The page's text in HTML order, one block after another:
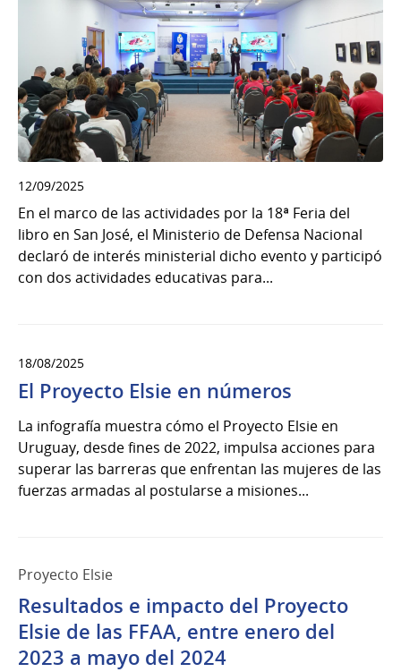
12/09/2025
En el marco de las actividades por la 18ª Feria del
libro en San José, el Ministerio de Defensa Nacional
declaró de interés ministerial dicho evento y participó
con dos actividades educativas para...
18/08/2025
El Proyecto Elsie en números
La infografía muestra cómo el Proyecto Elsie en
Uruguay, desde fines de 2022, impulsa acciones para
superar las barreras que enfrentan las mujeres de las
fuerzas armadas al postularse a misiones...
Proyecto Elsie
Resultados e impacto del Proyecto
Elsie de las FFAA, entre enero del
2023 a mayo del 2024